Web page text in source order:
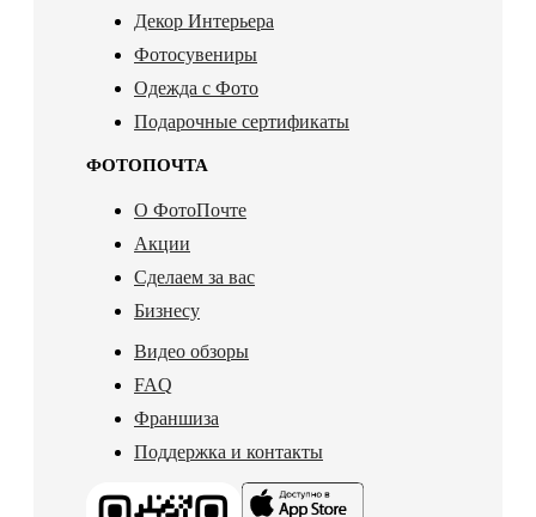
Декор Интерьера
Фотосувениры
Одежда с Фото
Подарочные сертификаты
ФОТОПОЧТА
О ФотоПочте
Акции
Сделаем за вас
Бизнесу
Видео обзоры
FAQ
Франшиза
Поддержка и контакты